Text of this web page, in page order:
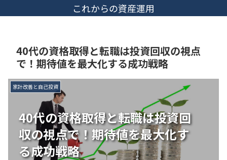
これからの資産運用
40代の資格取得と転職は投資回収の視点
で！期待値を最大化する成功戦略
40代の資格取得と転職は投資回
収の視点で！期待値を最大化す
る成功戦略
家計改善と自己投資